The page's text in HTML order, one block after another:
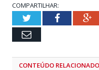
COMPARTILHAR:
TwitterFacebook
Email
CONTEÚDO RELACIONADO